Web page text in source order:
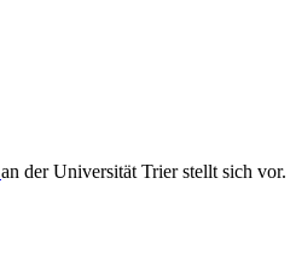
an der Universität Trier stellt sich vor.